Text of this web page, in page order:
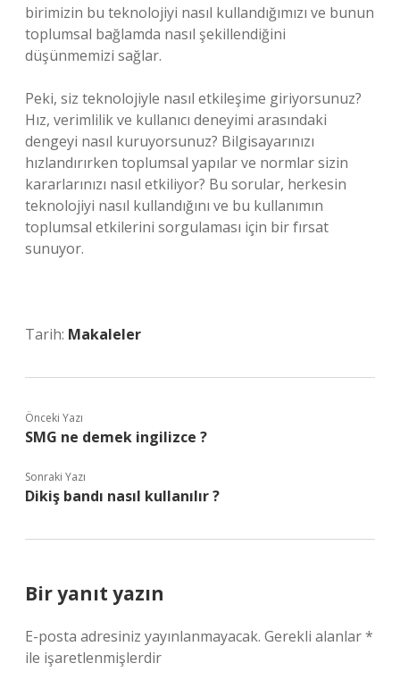
birimizin bu teknolojiyi nasıl kullandığımızı ve bunun
toplumsal bağlamda nasıl şekillendiğini
düşünmemizi sağlar.
Peki, siz teknolojiyle nasıl etkileşime giriyorsunuz?
Hız, verimlilik ve kullanıcı deneyimi arasındaki
dengeyi nasıl kuruyorsunuz? Bilgisayarınızı
hızlandırırken toplumsal yapılar ve normlar sizin
kararlarınızı nasıl etkiliyor? Bu sorular, herkesin
teknolojiyi nasıl kullandığını ve bu kullanımın
toplumsal etkilerini sorgulaması için bir fırsat
sunuyor.
Tarih: Makaleler
Önceki Yazı
SMG ne demek ingilizce ?
Sonraki Yazı
Dikiş bandı nasıl kullanılır ?
Bir yanıt yazın
E-posta adresiniz yayınlanmayacak. Gerekli alanlar*
ile işaretlenmişlerdir